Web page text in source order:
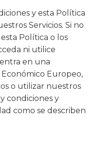
y esta Política
Servicios. Si no
Política o los
ni utilice
en una
Europeo,
o utilizar nuestros
condiciones y
como se describen